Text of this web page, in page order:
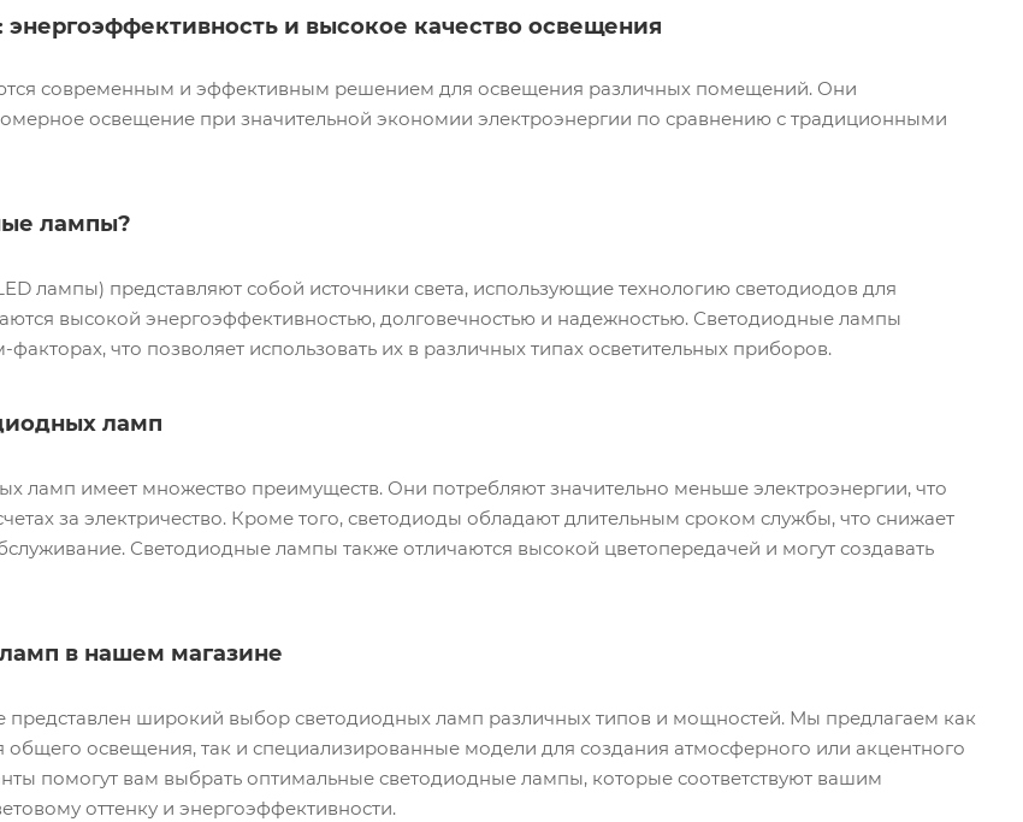
и высокое качество освещения
современным и эффективным решением для освещения различных помещений. Они
освещение при значительной экономии электроэнергии по сравнению с традиционными
лампы?
лампы) представляют собой источники света, использующие технологию светодиодов для
высокой энергоэффективностью, долговечностью и надежностью. Светодиодные лампы
что позволяет использовать их в различных типах осветительных приборов.
ламп
ламп имеет множество преимуществ. Они потребляют значительно меньше электроэнергии, что
за электричество. Кроме того, светодиоды обладают длительным сроком службы, что снижает
Светодиодные лампы также отличаются высокой цветопередачей и могут создавать
в нашем магазине
представлен широкий выбор светодиодных ламп различных типов и мощностей. Мы предлагаем как
общего освещения, так и специализированные модели для создания атмосферного или акцентного
помогут вам выбрать оптимальные светодиодные лампы, которые соответствуют вашим
оттенку и энергоэффективности.